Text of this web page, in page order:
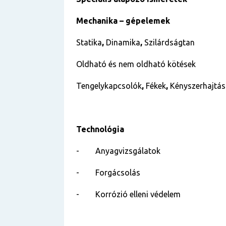
Mechanika – gépelemek
Statika, Dinamika, Szilárdságtan
Oldható és nem oldható kötések
Tengelykapcsolók, Fékek,
Technológia
- Anyagvizsgálatok
- Forgácsolás
- Korrózió elleni védelem